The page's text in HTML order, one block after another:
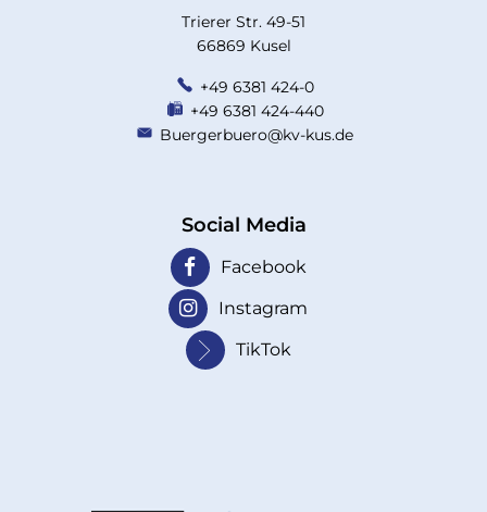
Trierer Str. 49-51
66869 Kusel
+49 6381 424-0
+49 6381 424-440
Buergerbuero@kv-kus.de
Social Media
Facebook
Instagram
TikTok